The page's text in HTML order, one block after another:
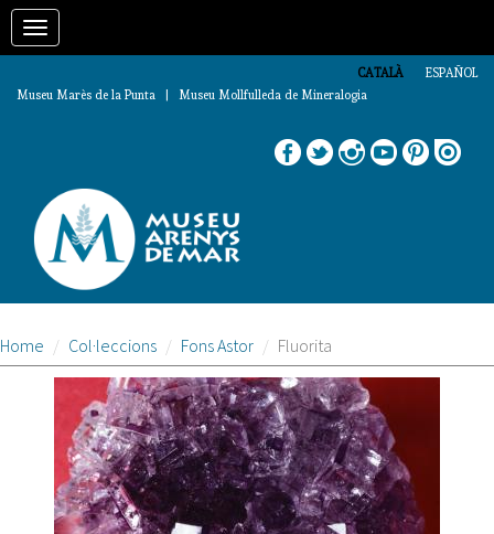
Vés
contingutToggle
ESPAÑOL
CATALÀ
Museu Marès de la Punta | Museu Mollfulleda de Mineralogia
Home Col·leccions Fons Astor Fluorita